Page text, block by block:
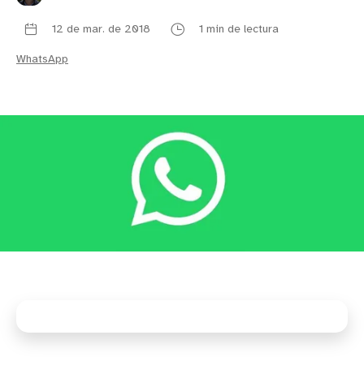
12 de mar. de 2018 1 min de lectura
WhatsApp